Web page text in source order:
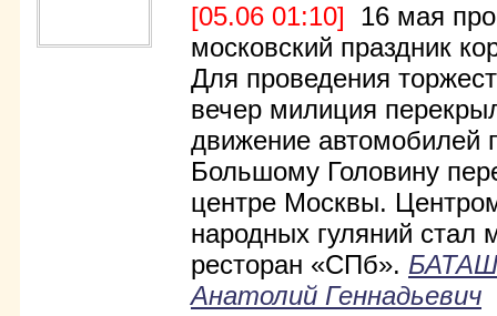
[05.06 01:10] 16 мая
московский праздник
Для проведения
вечер милиция
движение автомобилей
Большому Головину
центре Москвы.
народных гуляний стал
ресторан «СПб».
Анатолий Геннадьевич